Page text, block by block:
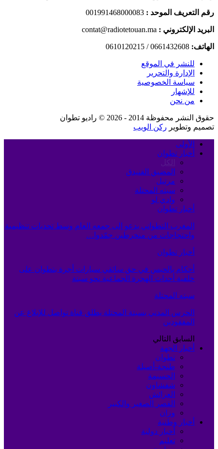
رقم التعريف الموحد : 001991468000083
البريد الإلكتروني : contat@radiotetouan.ma
الهاتف: 0661432608 / 0610120215
للنشر في الموقع
الإدارة والتحرير
سياسة الخصوصية
للإشهار
من نحن
حقوق النشر محفوظة 2014 - 2026 © راديو تطوان
تصميم وتطوير ركن الويب
الأولى
أخبار تطوان
الكل
المضيق الفنيدق
مرتيل
سبته المحتلة
وادي لو
أخبار تطوان
المغرب التطواني يدعو إلى جمعه العام وسط تحديات تنظيمية
واحتجاجات من منخرطين جمّدوا…
أخبار تطوان
أحكام بالحبس في حق سائقي سيارات أجرة بتطوان على
خلفية أحداث الهجرة الجماعية نحو سبتة
سبته المحتلة
الحرس المدني بسبتة المحتلة يطلق قناة تواصل للإبلاغ عن
المفقودين
السابق التالي
أخبار الجهة
تطوان
طنجة-أصيلة
الحسيمة
شفشاون
العرائش
القصر الصغير والكبير
وزان
أخبار وطنية
أخبار دولية
تعليم